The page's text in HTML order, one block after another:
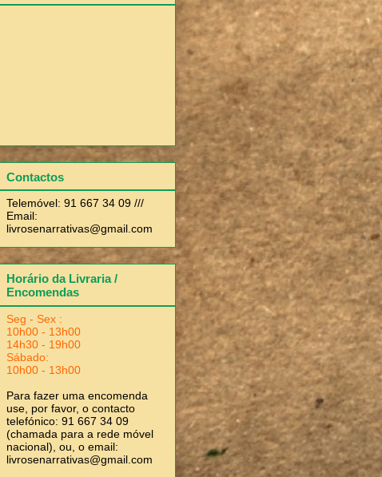
Contactos
Telemóvel: 91 667 34 09 ///
Email:
livrosenarrativas@gmail.com
Horário da Livraria /
Encomendas
Seg - Sex :
10h00 - 13h00
14h30 - 19h00
Sábado:
10h00 - 13h00
Para fazer uma encomenda
use, por favor, o contacto
telefónico: 91 667 34 09
(chamada para a rede móvel
nacional), ou, o email:
livrosenarrativas@gmail.com